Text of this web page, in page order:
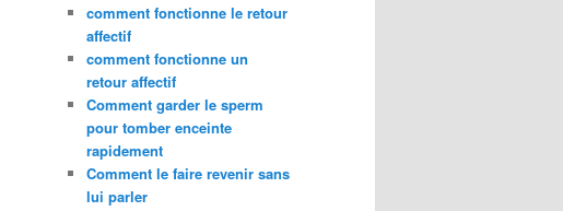
comment fonctionne le retour
affectif
comment fonctionne un
retour affectif
Comment garder le sperm
pour tomber enceinte
rapidement
Comment le faire revenir sans
lui parler